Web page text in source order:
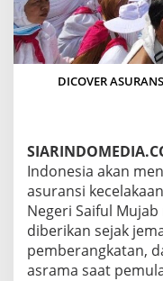
DICOVER
Indonesia akan
asuransi
Negeri Saiful
diberikan sejak
pemberangkatan,
asrama saat